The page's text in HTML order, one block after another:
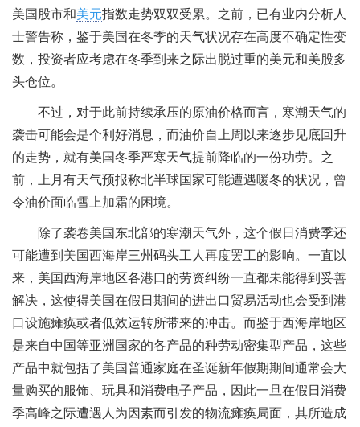
美国股市和美元指数走势双双受累。之前，已有业内分析人
士警告称，鉴于美国在冬季的天气状况存在高度不确定性变
数，投资者应考虑在冬季到来之际出脱过重的美元和美股多
头仓位。
不过，对于此前持续承压的原油价格而言，寒潮天气的
袭击可能会是个利好消息，而油价自上周以来逐步见底回升
的走势，就有美国冬季严寒天气提前降临的一份功劳。之
前，上月有天气预报称北半球国家可能遭遇暖冬的状况，曾
令油价面临雪上加霜的困境。
除了袭卷美国东北部的寒潮天气外，这个假日消费季还
可能遭到美国西海岸三州码头工人再度罢工的影响。一直以
来，美国西海岸地区各港口的劳资纠纷一直都未能得到妥善
解决，这使得美国在假日期间的进出口贸易活动也会受到港
口设施瘫痪或者低效运转所带来的冲击。而鉴于西海岸地区
是来自中国等亚洲国家的各产品的种劳动密集型产品，这些
产品中就包括了美国普通家庭在圣诞新年假期期间通常会大
量购买的服饰、玩具和消费电子产品，因此一旦在假日消费
季高峰之际遭遇人为因素而引发的物流瘫痪局面，其所造成